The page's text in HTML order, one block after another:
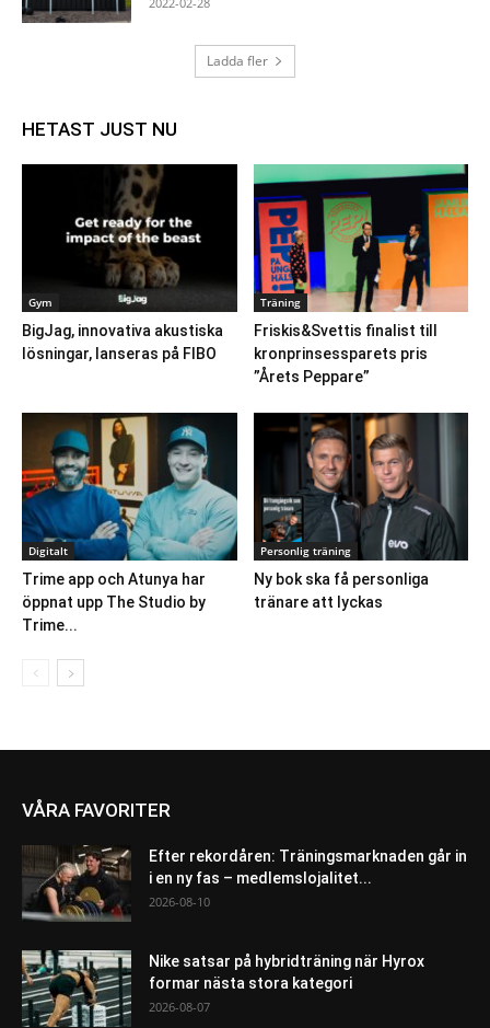
Ladda fler
HETAST JUST NU
Gym
BigJag, innovativa akustiska
lösningar, lanseras på FIBO
Träning
Friskis&Svettis finalist till
kronprinsessparets pris
”Årets Peppare”
Digitalt
Trime app och Atunya har
öppnat upp The Studio by
Trime...
Personlig träning
Ny bok ska få personliga
tränare att lyckas
VÅRA FAVORITER
Efter rekordåren: Träningsmarknaden går in
i en ny fas – medlemslojalitet...
2026-08-10
Nike satsar på hybridträning när Hyrox
formar nästa stora kategori
2026-08-07